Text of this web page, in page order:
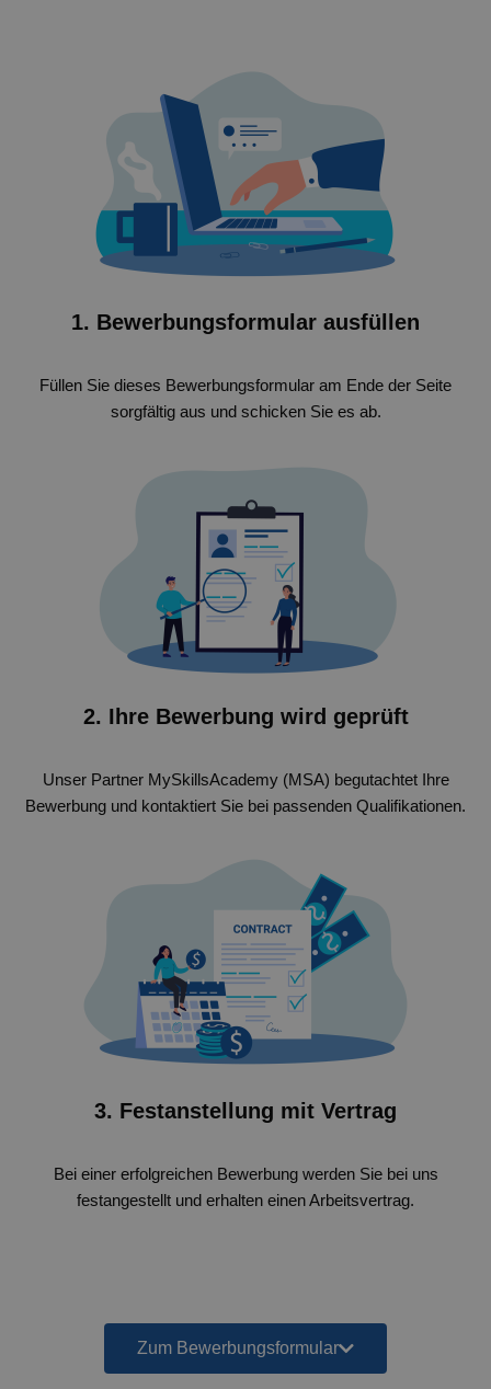
1. Bewerbungsformular ausfüllen
Füllen Sie dieses Bewerbungsformular am Ende der Seite
sorgfältig aus und schicken Sie es ab.
2. Ihre Bewerbung wird geprüft
Unser Partner MySkillsAcademy (MSA) begutachtet Ihre
Bewerbung und kontaktiert Sie bei passenden Qualifikationen.
3. Festanstellung mit Vertrag
Bei einer erfolgreichen Bewerbung werden Sie bei uns
festangestellt und erhalten einen Arbeitsvertrag.
Zum Bewerbungsformular